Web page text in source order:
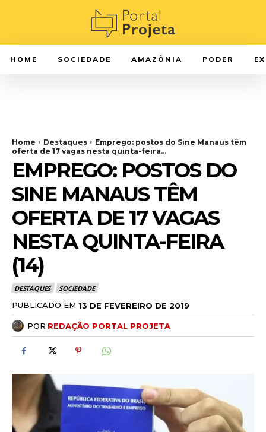
HOME SOCIEDADE AMAZÔNIA PODER
Home Destaques
Emprego: postos do Sine Manaus têm
oferta de 17 vagas nesta quinta-feira...
EMPREGO: POSTOS DO
SINE MANAUS TÊM
OFERTA DE 17 VAGAS
NESTA QUINTA-FEIRA
(14)
DESTAQUES SOCIEDADE
PUBLICADO EM 13 DE FEVEREIRO DE 2019
POR REDAÇÃO PORTAL PROJETA